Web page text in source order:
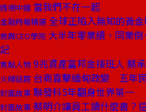
透視中國 當我們不在一起
金融時報精選 全球正陷入無知的黃
商周CEO學院 大半年零業績、同業
記
焦點人物 9兆資產富邦金接班人 蔡
火線話題 台商直擊緬甸政變 五年
封面故事 聯發科5年翻身世界第一
封面故事 蔡明介讓員工讀什麼書？